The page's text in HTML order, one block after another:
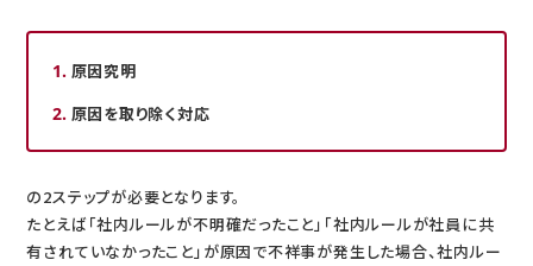
原因究明
原因を取り除く対応
の2ステップが必要となります。
たとえば「社内ルールが不明確だったこと」「社内ルールが社員に共
有されていなかったこと」が原因で不祥事が発生した場合、社内ルー